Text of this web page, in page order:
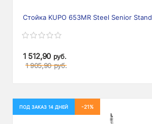
Стойка KUPO 653MR Steel Senior Stand
1 512,90 руб.
1 905,90 руб.
ПОД ЗАКАЗ 14 ДНЕЙ -21%